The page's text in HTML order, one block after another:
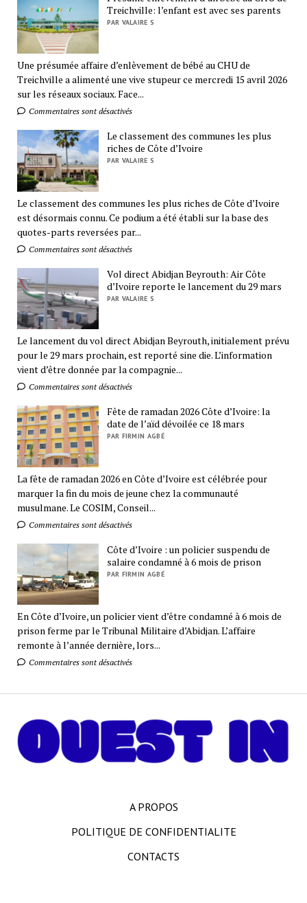
Treichville: l’enfant est avec ses parents
PAR VALAIRE S
Une présumée affaire d’enlèvement de bébé au CHU de
Treichville a alimenté une vive stupeur ce mercredi 15 avril 2026
sur les réseaux sociaux. Face...
Commentaires sont désactivés
Le classement des communes les plus
riches de Côte d’Ivoire
PAR VALAIRE S
Le classement des communes les plus riches de Côte d’Ivoire
est désormais connu. Ce podium a été établi sur la base des
quotes-parts reversées par...
Commentaires sont désactivés
Vol direct Abidjan Beyrouth: Air Côte
d’Ivoire reporte le lancement du 29 mars
PAR VALAIRE S
Le lancement du vol direct Abidjan Beyrouth, initialement prévu
pour le 29 mars prochain, est reporté sine die. L’information
vient d’être donnée par la compagnie...
Commentaires sont désactivés
Fête de ramadan 2026 Côte d’Ivoire: la
date de l’aïd dévoilée ce 18 mars
PAR FIRMIN AGBÉ
La fête de ramadan 2026 en Côte d’Ivoire est célébrée pour
marquer la fin du mois de jeune chez la communauté
musulmane. Le COSIM, Conseil...
Commentaires sont désactivés
Côte d’Ivoire : un policier suspendu de
salaire condamné à 6 mois de prison
PAR FIRMIN AGBÉ
En Côte d’Ivoire, un policier vient d’être condamné à 6 mois de
prison ferme par le Tribunal Militaire d’Abidjan. L’affaire
remonte à l’année dernière, lors...
Commentaires sont désactivés
A PROPOS
POLITIQUE DE CONFIDENTIALITE
CONTACTS